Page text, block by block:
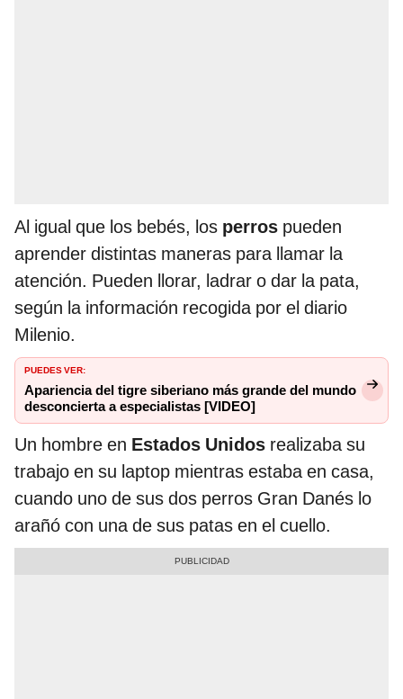
Al igual que los bebés, los perros pueden
aprender distintas maneras para llamar la
atención. Pueden llorar, ladrar o dar la pata,
según la información recogida por el diario
Milenio.
PUEDES VER:
Apariencia del tigre siberiano más grande del mundo
desconcierta a especialistas [VIDEO]
Un hombre en Estados Unidos realizaba su
trabajo en su laptop mientras estaba en casa,
cuando uno de sus dos perros Gran Danés lo
arañó con una de sus patas en el cuello.